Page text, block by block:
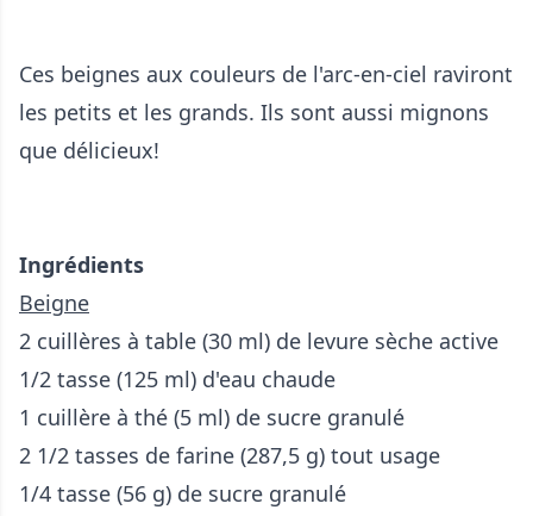
Ces beignes aux couleurs de l'arc-en-ciel raviront
les petits et les grands. Ils sont aussi mignons
que délicieux!
Ingrédients
Beigne
2 cuillères à table (30 ml) de levure sèche active
1/2 tasse (125 ml) d'eau chaude
1 cuillère à thé (5 ml) de sucre granulé
2 1/2 tasses de farine (287,5 g) tout usage
1/4 tasse (56 g) de sucre granulé